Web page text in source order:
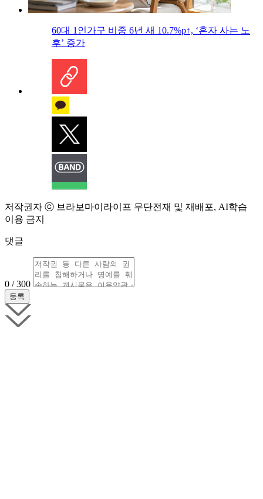
60대 1인가구 비중 6년 새 10.7%p↑, ‘혼자 사는 노
후’ 증가
저작권자 ⓒ 브라보마이라이프 무단전재 및 재배포, AI학습
이용 금지
댓글
0 / 300